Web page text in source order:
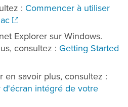
: Commencer à utiliser
Explorer sur Windows.
consultez : Getting Started
en savoir plus, consultez :
d'écran intégré de votre